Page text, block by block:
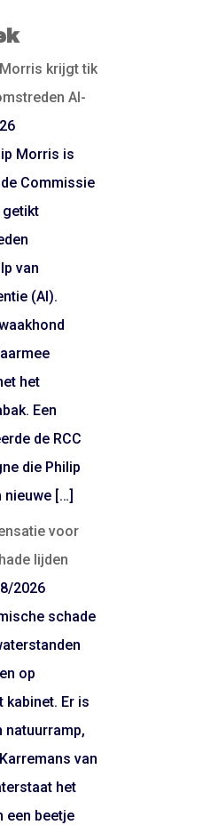
krijgt tik
AI-
Morris is
Commissie
getikt
van
(AI).
het
Een
de RCC
die Philip
[…]
voor
lijden
2026
schade
op
kabinet. Er is
natuurramp,
van
het
een beetje